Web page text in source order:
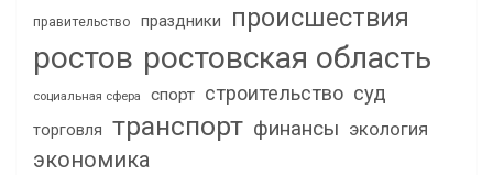
правительство праздники происшествия
ростов ростовская область
социальная сфера спорт строительство суд
торговля транспорт финансы экология
экономика